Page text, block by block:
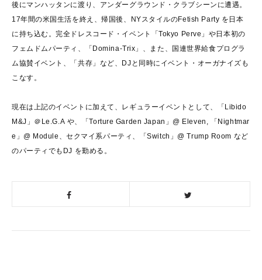
後にマンハッタンに渡り、アンダーグラウンド・クラブシーンに遭遇。
17年間の米国生活を終え、帰国後、 NYスタイルのFetish Party を日本
に持ち込む。完全ドレスコード・イベント「Tokyo Perve 」や日本初の
フェムドムパーティ、「 Domina-Trix 」、また、国連世界給食プログラ
ム協賛イベント、「共存」など、
DJ と同時にイベント・オーガナイズも
こなす。
現在は上記のイベントに加えて、レギュラーイベントとして、「 Libido
M&J 」＠ Le.G.A や、「Torture Garden Japan 」 @ Eleven, 「 Nightmar
e 」 @ Module 、セクマイ系パーティ、「Switch 」 @ Trump Room など
のパーティでも DJ を勤める。